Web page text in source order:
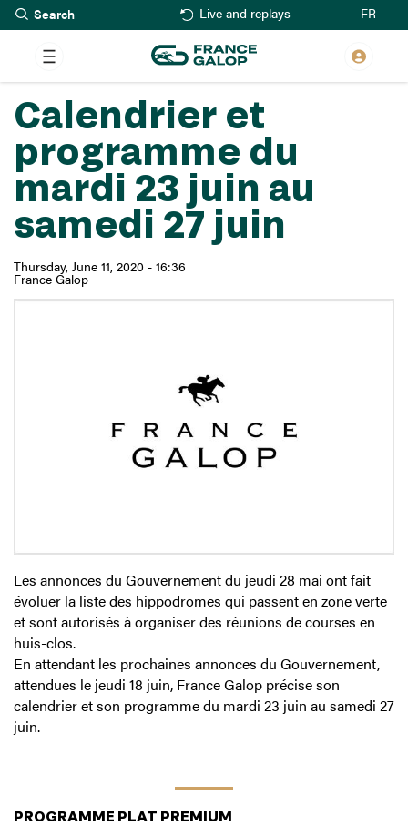
Skip
to
main
content
Live and replays FR
Calendrier et
programme du
mardi 23 juin au
samedi 27 juin
Thursday, June 11, 2020 - 16:36
France Galop
Les annonces du Gouvernement du jeudi 28 mai ont fait
évoluer la liste des hippodromes qui passent en zone verte
et sont autorisés à organiser des réunions de courses en
huis-clos.
En attendant les prochaines annonces du Gouvernement,
attendues le jeudi 18 juin, France Galop précise son
calendrier et son programme du mardi 23 juin au samedi 27
juin.
PROGRAMME PLAT PREMIUM